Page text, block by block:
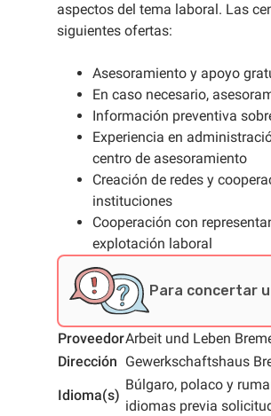
aspectos del tema laboral. Las
siguientes ofertas:
Asesoramiento y apoyo
En caso necesario,
Información preventiva
Experiencia en
centro de asesoramiento
Creación de redes y
instituciones
Cooperación con
explotación laboral
Para concertar
ProveedorArbeit und Leben
Dirección Gewerkschaftshaus
Idioma(s)
Búlgaro, polaco y
idiomas previa